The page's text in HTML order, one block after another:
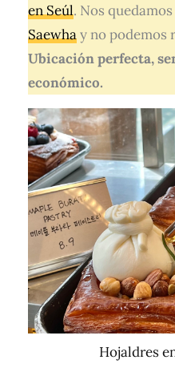
en Seúl. Nos
Saewhay no podemos
Ubicación perfecta,
económico.
Hojaldres